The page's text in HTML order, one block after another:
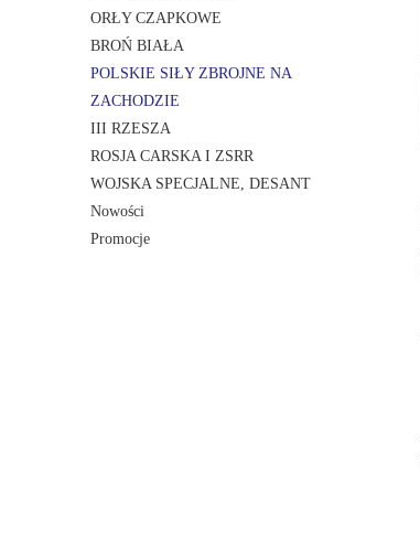
ORŁY CZAPKOWE
BROŃ BIAŁA
POLSKIE SIŁY ZBROJNE NA
ZACHODZIE
III RZESZA
ROSJA CARSKA I ZSRR
WOJSKA SPECJALNE, DESANT
Nowości
Promocje